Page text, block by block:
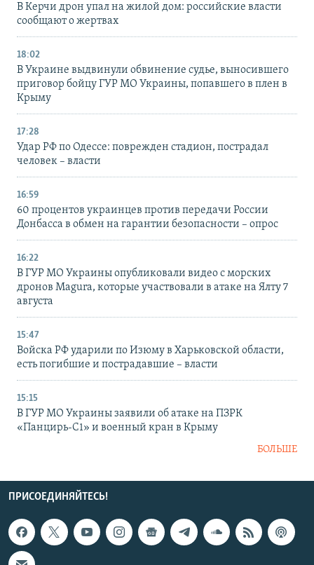
В Керчи дрон упал на жилой дом: российские власти
сообщают о жертвах
18:02
В Украине выдвинули обвинение судье, выносившего
приговор бойцу ГУР МО Украины, попавшего в плен в
Крыму
17:28
Удар РФ по Одессе: поврежден стадион, пострадал
человек – власти
16:59
60 процентов украинцев против передачи России
Донбасса в обмен на гарантии безопасности – опрос
16:22
В ГУР МО Украины опубликовали видео с морских
дронов Magura, которые участвовали в атаке на Ялту 7
августа
15:47
Войска РФ ударили по Изюму в Харьковской области,
есть погибшие и пострадавшие – власти
15:15
В ГУР МО Украины заявили об атаке на ПЗРК
«Панцирь-С1» и военный кран в Крыму
БОЛЬШЕ
ПРИСОЕДИНЯЙТЕСЬ!